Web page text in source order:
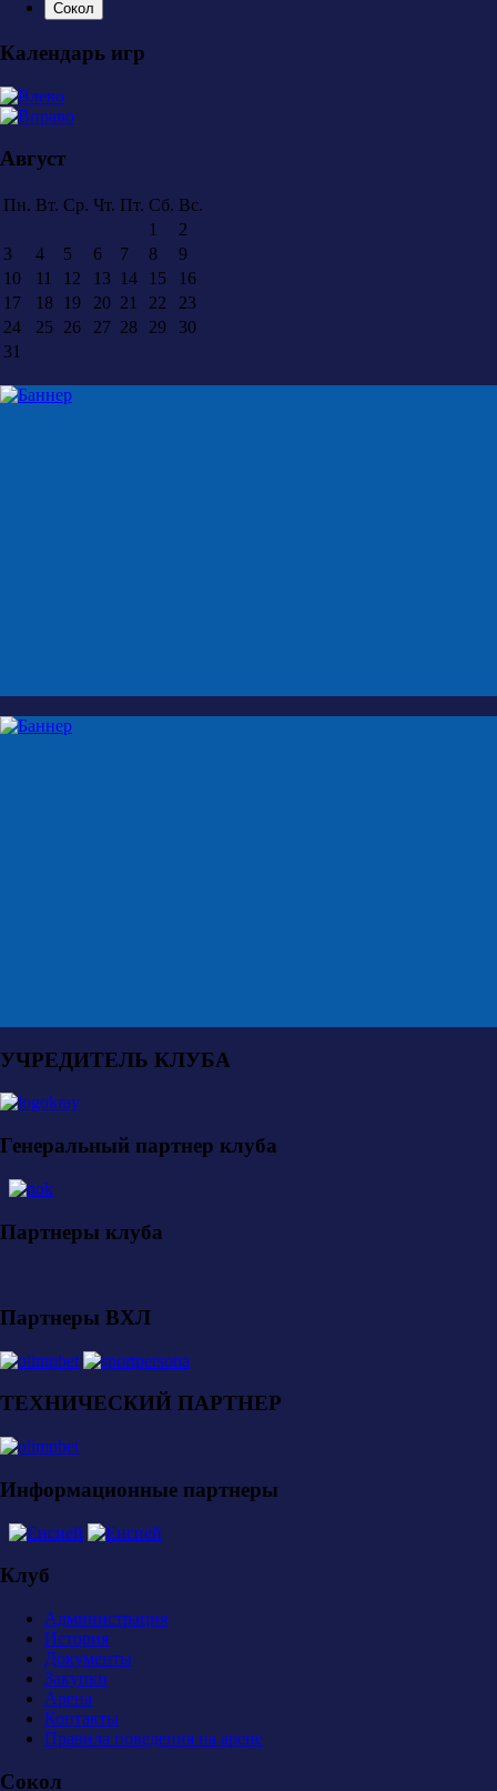
Сокол
Календарь игр
Август
Пн. Вт. Ср. Чт. Пт. Сб. Вс.
1
2
3
4 5 6 7 8
9
10
11 12 13 14 15
16
17
18 19 20 21 22
23
24
25 26 27 28 29
30
31
УЧРЕДИТЕЛЬ КЛУБА
Генеральный партнер клуба
Партнеры клуба
Партнеры ВХЛ
ТЕХНИЧЕСКИЙ ПАРТНЕР
Информационные партнеры
Клуб
Администрация
История
Документы
Закупки
Арена
Контакты
Правила поведения на арене
Сокол